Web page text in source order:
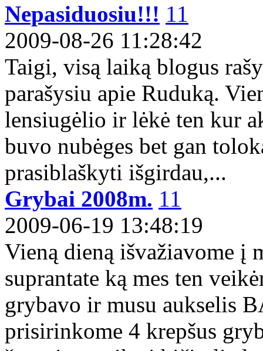
Nepasiduosiu!!! 11
2009-08-26 11:28:42
Taigi, visą laiką blogus
parašysiu apie Ruduką.
lensiugėlio ir lėkė ten kur
buvo nubėges bet gan
prasiblaškyti išgirdau,...
Grybai 2008m. 11
2009-06-19 13:48:19
Vieną dieną išvažiavome į
suprantate ką mes ten
grybavo ir musu aukselis
prisirinkome 4 krepšus